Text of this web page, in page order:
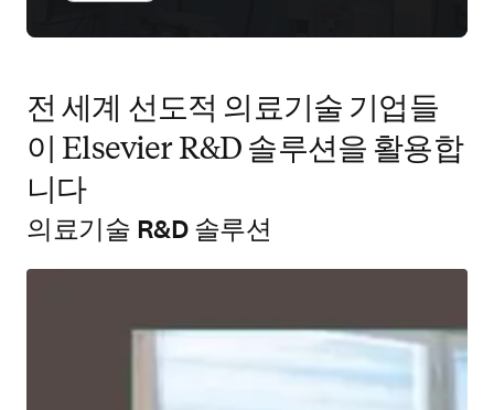
전 세계 선도적 의료기술 기업들
이 Elsevier R&D 솔루션을 활용합
니다
의료기술 R&D 솔루션